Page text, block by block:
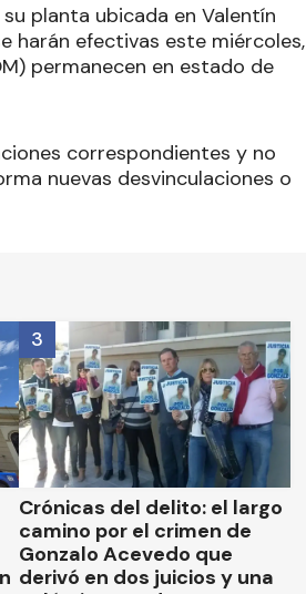
su planta ubicada en Valentín
harán efectivas este miércoles,
permanecen en estado de
correspondientes y no
nuevas desvinculaciones o
Crónicas del delito: el largo
camino por el crimen de
Gonzalo Acevedo que
derivó en dos juicios y una
3